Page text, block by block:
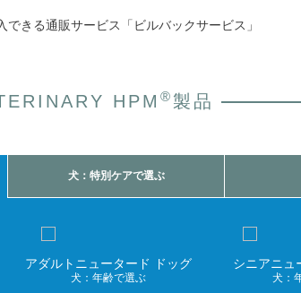
HPM ® 製品
犬：特別ケアで選ぶ
アダルトニュータード ドッグ
犬：年齢で選ぶ
シニアニュ
犬：